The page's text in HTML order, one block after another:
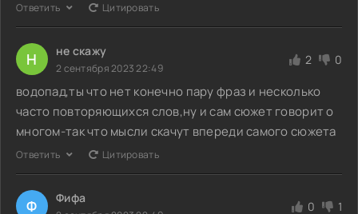
Ответить Цитировать
Н не скажу
2 сентября 2023 22:49
2 0
водопад,ты что нет конечно пару фраз и несколько
часто повторяющихся слов,ну и сам сюжет говорит о
многом-так что мысли скачут впереди самого сюжета
Ответить Цитировать
Ф Фифа
0 1